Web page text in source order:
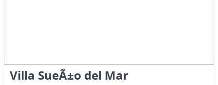
Villa SueÃ±o del Mar